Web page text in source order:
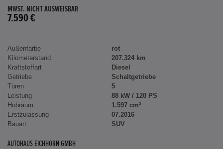
MWST. NICHT AUSWEISBAR
7.590 €
Außenfarbe
rot
Kilometerstand
207.324 km
Kraftstoffart
Diesel
Getriebe
Schaltgetriebe
Türen
5
Leistung
88 kW / 120 PS
Hubraum
1.597 cm³
Erstzulassung
07.2016
Bauart
SUV
AUTOHAUS EICHHORN GMBH